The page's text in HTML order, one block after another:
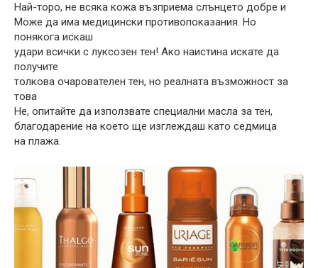
Най-торо, не всяка кожа възприема слънцето добре и
Може да има медицински противопоказания. Но
понякога искаш
удари всички с луксозен тен! Ако наистина искате да
получите
толкова очарователен тен, но реалната възможност за
това
Не, опитайте да използвате специални масла за тен,
благодарение на което ще изглеждаш като седмица
на плажа.